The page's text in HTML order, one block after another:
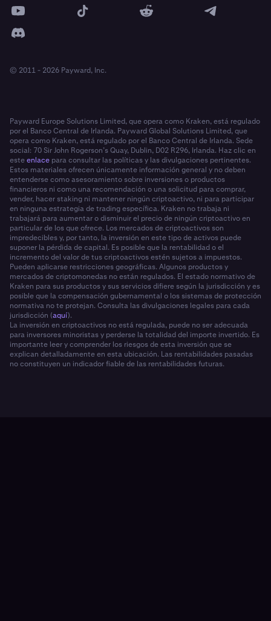
© 2011 - 2026 Payward, Inc.
Payward Europe Solutions Limited, que opera como Kraken, está regulado
por el Banco Central de Irlanda. Payward Global Solutions Limited, que
opera como Kraken, está regulado por el Banco Central de Irlanda. Sede
social: 70 Sir John Rogerson’s Quay, Dublin, D02 R296, Irlanda. Haz clic en
esteenlace para consultar las políticas y las divulgaciones pertinentes.
Estos materiales ofrecen únicamente información general y no deben
entenderse como asesoramiento sobre inversiones o productos
financieros ni como una recomendación o una solicitud para comprar,
vender, hacer staking ni mantener ningún criptoactivo, ni para participar
en ninguna estrategia de trading específica. Kraken no trabaja ni
trabajará para aumentar o disminuir el precio de ningún criptoactivo en
particular de los que ofrece. Los mercados de criptoactivos son
impredecibles y, por tanto, la inversión en este tipo de activos puede
suponer la pérdida de capital. Es posible que la rentabilidad o el
incremento del valor de tus criptoactivos estén sujetos a impuestos.
Pueden aplicarse restricciones geográficas. Algunos productos y
mercados de criptomonedas no están regulados. El estado normativo de
Kraken para sus productos y sus servicios difiere según la jurisdicción y es
posible que la compensación gubernamental o los sistemas de protección
normativa no te protejan. Consulta las divulgaciones legales para cada
jurisdicción (aquí).
La inversión en criptoactivos no está regulada, puede no ser adecuada
para inversores minoristas y perderse la totalidad del importe invertido. Es
importante leer y comprender los riesgos de esta inversión que se
explican detalladamente en esta ubicación. Las rentabilidades pasadas
no constituyen un indicador fiable de las rentabilidades futuras.